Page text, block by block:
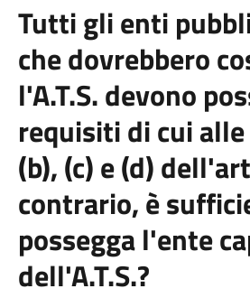
Tutti gli enti
che dovrebbero
l'A.T.S. devono
requisiti di cui
(b), (c) e (d)
contrario, è
possegga l'ente
dell'A.T.S.?